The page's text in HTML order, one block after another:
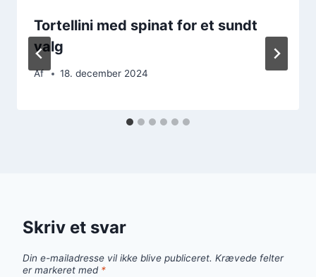
Tortellini med spinat for et sundt
valg
Af 18. december 2024
Skriv et svar
Din e-mailadresse vil ikke blive publiceret. Krævede felter
er markeret med *